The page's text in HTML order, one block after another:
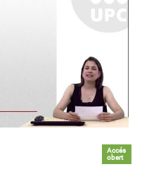
Accés
obert